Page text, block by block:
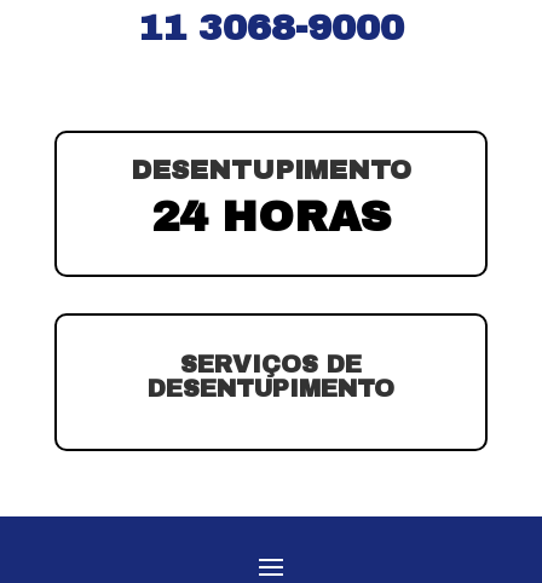
11 3068-9000
DESENTUPIMENTO
24 HORAS
SERVIÇOS DE
DESENTUPIMENTO